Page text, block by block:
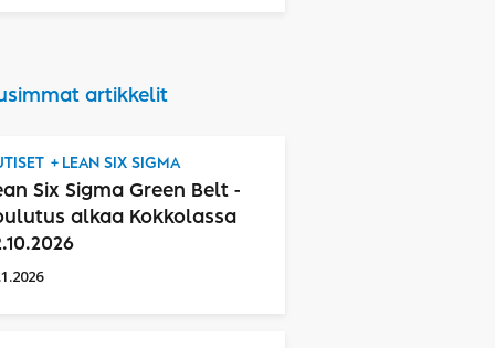
artikkelit
LEAN SIX SIGMA
Six Sigma Green Belt -
alkaa Kokkolassa